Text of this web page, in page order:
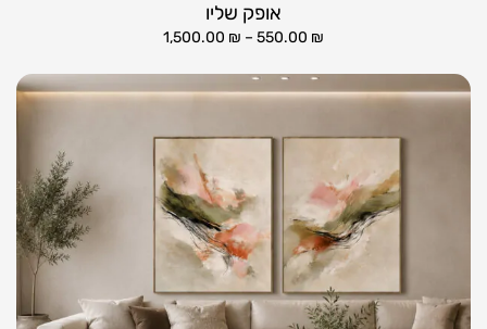
אופק שליו
550.00 ₪
–
1,500.00 ₪